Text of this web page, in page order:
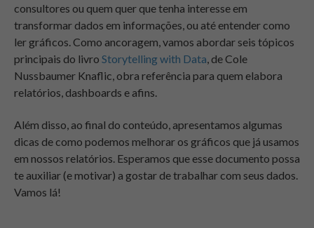
consultores ou quem quer que tenha interesse em
transformar dados em informações, ou até entender como
ler gráficos. Como ancoragem, vamos abordar seis tópicos
principais do livro Storytelling with Data, de Cole
Nussbaumer Knaflic, obra referência para quem elabora
relatórios, dashboards e afins.
Além disso, ao final do conteúdo, apresentamos algumas
dicas de como podemos melhorar os gráficos que já usamos
em nossos relatórios. Esperamos que esse documento possa
te auxiliar (e motivar) a gostar de trabalhar com seus dados.
Vamos lá!